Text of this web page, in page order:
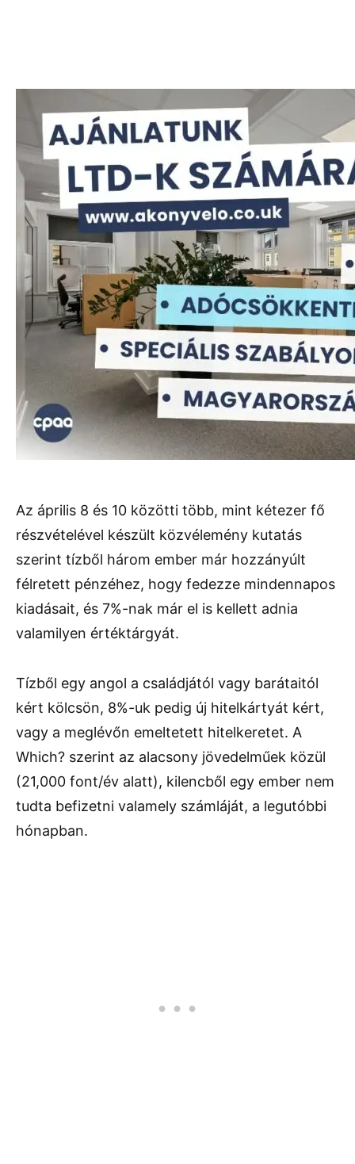
Az április 8 és 10 közötti több, mint kétezer fő
részvételével készült közvélemény kutatás
szerint tízből három ember már hozzányúlt
félretett pénzéhez, hogy fedezze mindennapos
kiadásait, és 7%-nak már el is kellett adnia
valamilyen értéktárgyát.
Tízből egy angol a családjától vagy barátaitól
kért kölcsön, 8%-uk pedig új hitelkártyát kért,
vagy a meglévőn emeltetett hitelkeretet. A
Which? szerint az alacsony jövedelműek közül
(21,000 font/év alatt), kilencből egy ember nem
tudta befizetni valamely számláját, a legutóbbi
hónapban.